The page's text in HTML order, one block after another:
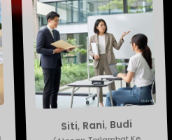
Siti,Rani,Budi